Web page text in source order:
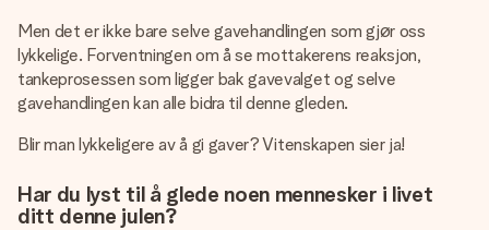
Men det er ikke bare selve gavehandlingen som gjør oss
lykkelige. Forventningen om å se mottakerens reaksjon,
tankeprosessen som ligger bak gavevalget og selve
gavehandlingen kan alle bidra til denne gleden.
Blir man lykkeligere av å gi gaver? Vitenskapen sier ja!
Har du lyst til å glede noen mennesker i livet
ditt denne julen?